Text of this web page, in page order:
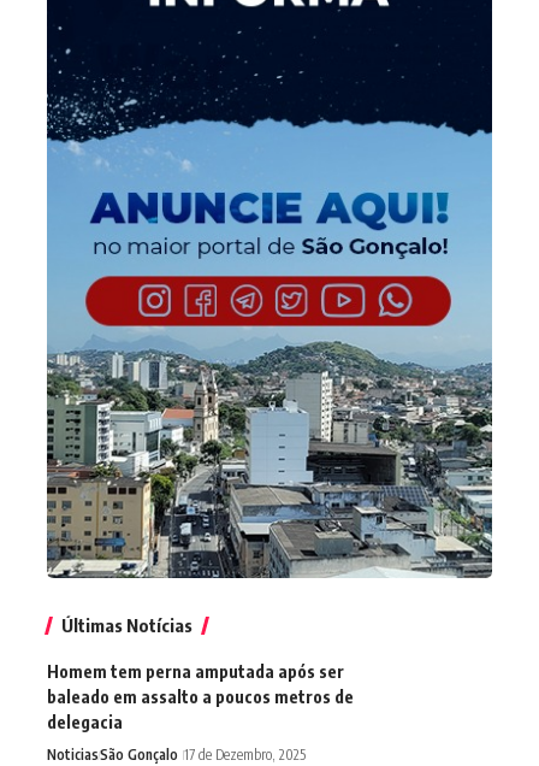
Últimas Notícias
Homem tem perna amputada após ser
baleado em assalto a poucos metros de
delegacia
NoticiasSão Gonçalo 17 de Dezembro, 2025